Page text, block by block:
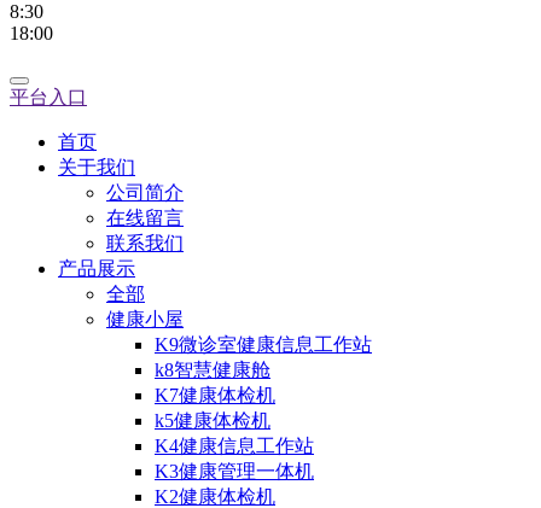
8:30
18:00
平台入口
首页
关于我们
公司简介
在线留言
联系我们
产品展示
全部
健康小屋
K9微诊室健康信息工作站
k8智慧健康舱
K7健康体检机
k5健康体检机
K4健康信息工作站
K3健康管理一体机
K2健康体检机